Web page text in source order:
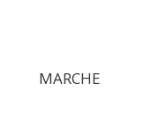
MARCHE